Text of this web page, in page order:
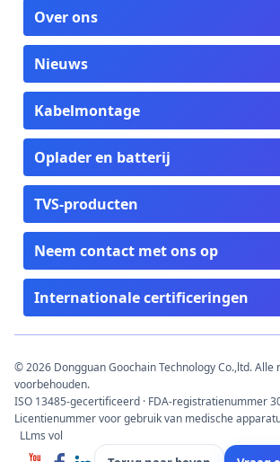
Over ons
Nieuws
Kabelmontage
Oplader en batterij
TVS-producten
Neem contact met ons op
Internationale certificeringen
© 2026 Dongguan Goochain Technology Co.,ltd. Alle
voorbehouden.
ISO 13485-gecertificeerd · FDA-registratienummer
Licentienummer voor gebruik van medische
LLms vol